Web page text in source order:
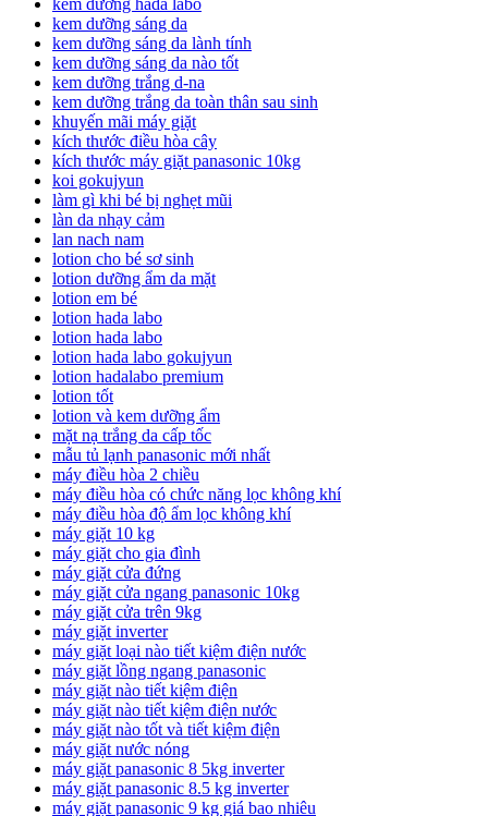
kem dưỡng sáng da
kem dưỡng sáng da lành tính
kem dưỡng sáng da nào tốt
kem dưỡng trắng d-na
kem dưỡng trắng da toàn thân sau sinh
khuyến mãi máy giặt
kích thước điều hòa cây
kích thước máy giặt panasonic 10kg
koi gokujyun
làm gì khi bé bị nghẹt mũi
làn da nhạy cảm
lan nach nam
lotion cho bé sơ sinh
lotion dưỡng ẩm da mặt
lotion em bé
lotion hada labo
lotion hada labo
lotion hada labo gokujyun
lotion hadalabo premium
lotion tốt
lotion và kem dưỡng ẩm
mặt nạ trắng da cấp tốc
mẫu tủ lạnh panasonic mới nhất
máy điều hòa 2 chiều
máy điều hòa có chức năng lọc không khí
máy điều hòa độ ẩm lọc không khí
máy giặt 10 kg
máy giặt cho gia đình
máy giặt cửa đứng
máy giặt cửa ngang panasonic 10kg
máy giặt cửa trên 9kg
máy giặt inverter
máy giặt loại nào tiết kiệm điện nước
máy giặt lồng ngang panasonic
máy giặt nào tiết kiệm điện
máy giặt nào tiết kiệm điện nước
máy giặt nào tốt và tiết kiệm điện
máy giặt nước nóng
máy giặt panasonic 8 5kg inverter
máy giặt panasonic 8.5 kg inverter
máy giặt panasonic 9 kg giá bao nhiêu